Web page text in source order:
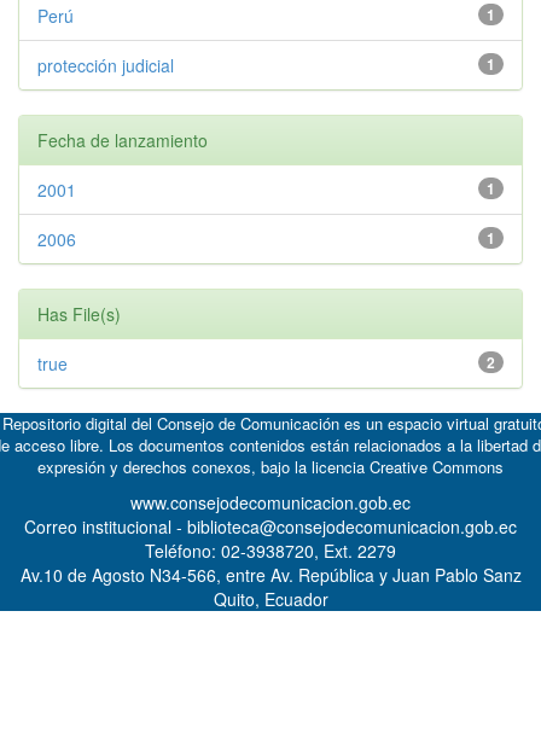
1
Perú
1
protección judicial
Fecha de lanzamiento
1
2001
1
2006
Has File(s)
2
true
digital del Consejo de Comunicación es un espacio virtual
acceso libre. Los documentos contenidos están relacionados a la libertad
expresión y derechos conexos, bajo la licencia Creative Commons
www.consejodecomunicacion.gob.ec
Correo institucional - biblioteca@consejodecomunicacion.gob.ec
Teléfono: 02-3938720, Ext. 2279
Av.10 de Agosto N34-566, entre Av. República y Juan Pablo Sanz
Quito, Ecuador